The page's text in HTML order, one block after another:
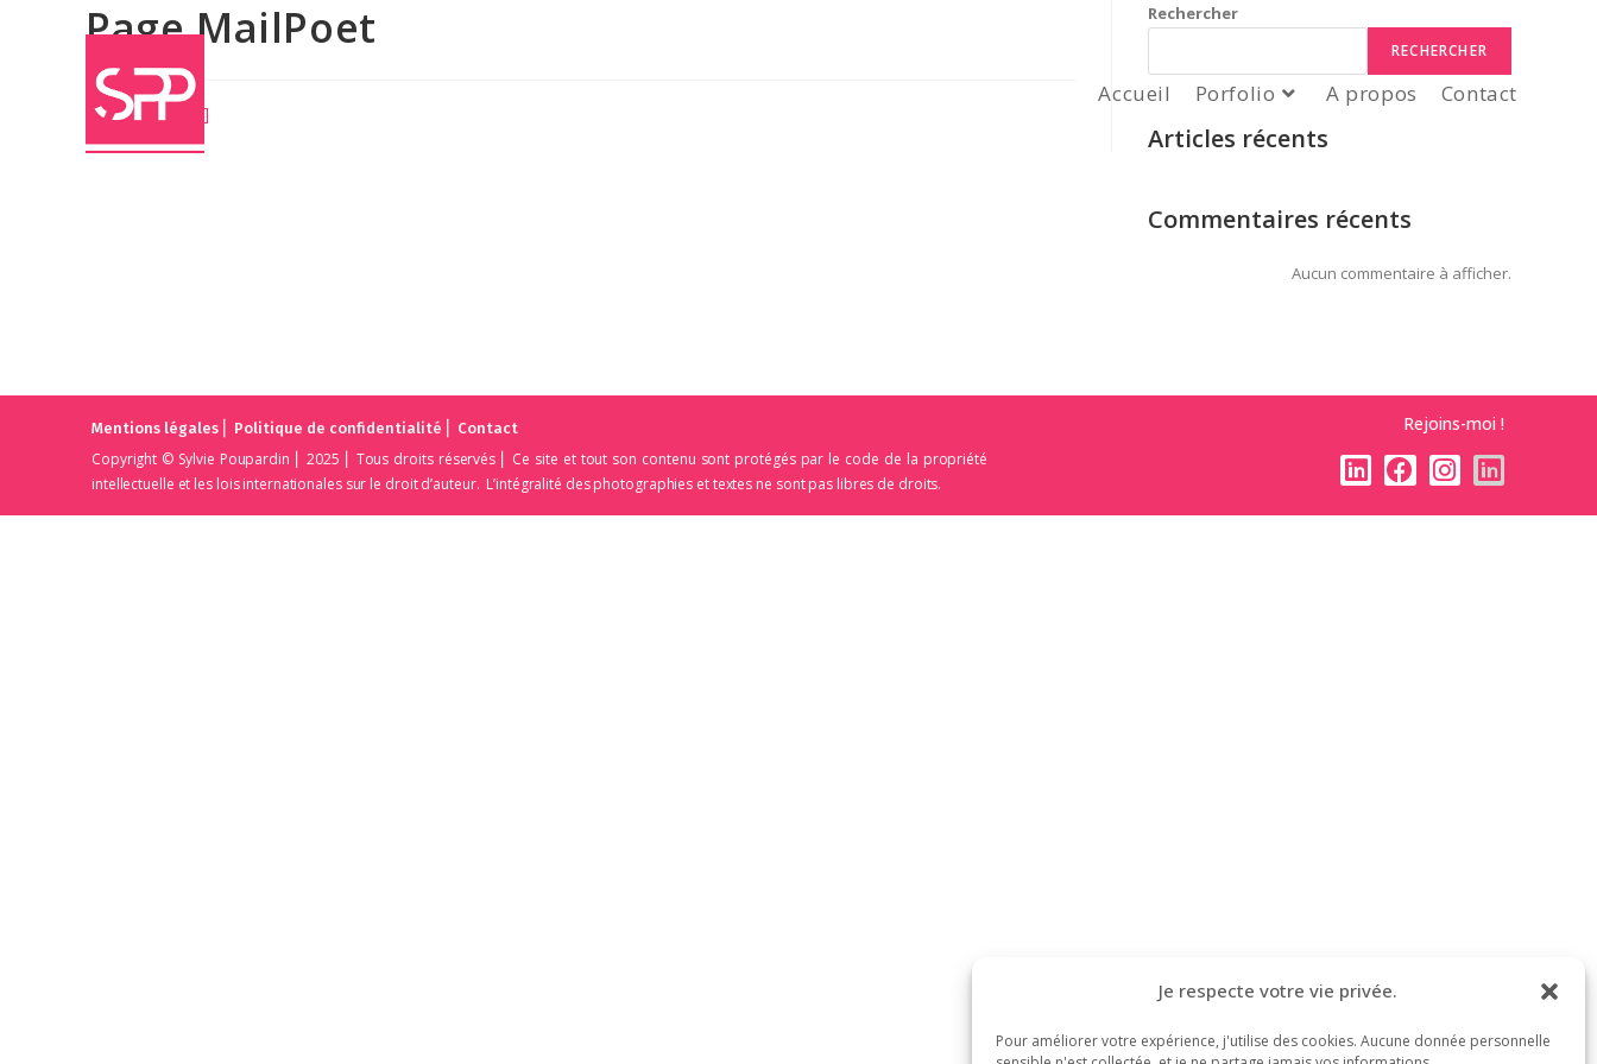
Je respecte votre vie privée.
Pour améliorer votre expérience, j'utilise des cookies. Aucune donnée personnelle
Accueil Porfolio A propos Contact
Page MailPoet
[mailpoet_page]
Rechercher
RECHERCHER
Articles récents
Commentaires récents
Aucun commentaire à afficher.
Mentions légales Politique de confidentialité Contact
Copyright © Sylvie Poupardin ⎜ 2025 ⎜ Tous droits réservés ⎜ Ce site et tout son contenu sont protégés par le code de la propriété
intellectuelle et les lois internationales sur le droit d’auteur. L’intégralité des photographies et textes ne sont pas libres de droits.
Rejoins-moi !